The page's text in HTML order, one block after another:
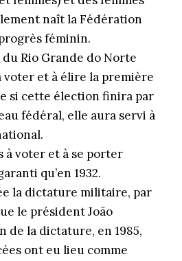
naît la Fédération
féminin.
du Rio Grande do Norte
voter et à élire la première
si cette élection finira par
fédéral, elle aura servi à
à voter et à se porter
qu’en 1932.
la dictature militaire, par
le président João
de la dictature, en 1985,
ont eu lieu comme